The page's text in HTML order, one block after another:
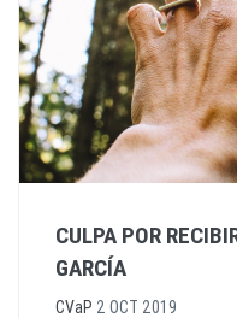
CULPA POR
GARCÍA
CVaP 2 OCT 2019